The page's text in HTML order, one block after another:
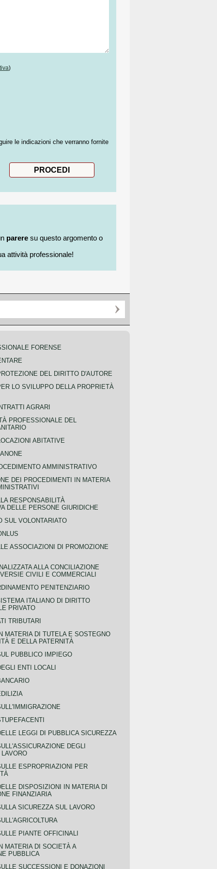
)
le indicazioni che verranno fornite
pareresu questo argomento o
attività professionale!
FORENSE
DEL DIRITTO D'AUTORE
LO SVILUPPO DELLA PROPRIETÀ
AGRARI
PROFESSIONALE DEL
ABITATIVE
AMMINISTRATIVO
DEI PROCEDIMENTI IN MATERIA
RESPONSABILITÀ
DELLE PERSONE GIURIDICHE
SUL VOLONTARIATO
ASSOCIAZIONI DI PROMOZIONE
ALLA CONCILIAZIONE
CIVILI E COMMERCIALI
PENITENZIARIO
ITALIANO DI DIRITTO
PRIVATO
TRIBUTARI
MATERIA DI TUTELA E SOSTEGNO
E DELLA PATERNITÀ
PUBBLICO IMPIEGO
ENTI LOCALI
LEGGI DI PUBBLICA SICUREZZA
DEGLI
LAVORO
ESPROPRIAZIONI PER
DISPOSIZIONI IN MATERIA DI
FINANZIARIA
SICUREZZA SUL LAVORO
PIANTE OFFICINALI
MATERIA DI SOCIETÀ A
PUBBLICA
SUCCESSIONI E DONAZIONI